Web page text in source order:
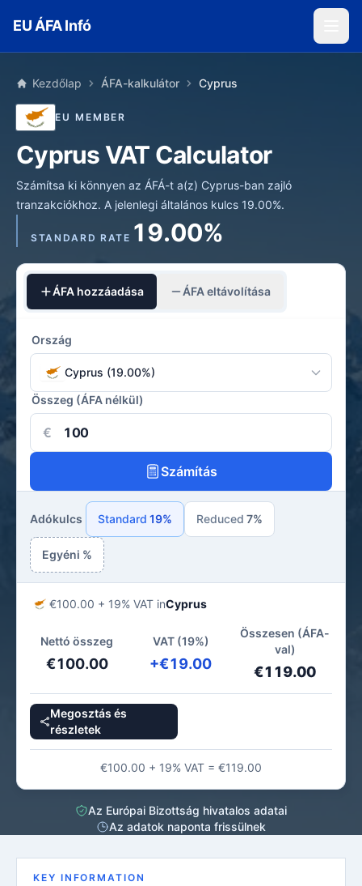
EU ÁFA Infó
Kezdőlap ÁFA-kalkulátor Cyprus
EU MEMBER
Cyprus VAT Calculator
Számítsa ki könnyen az ÁFÁ-t a(z) Cyprus-ban zajló
tranzakciókhoz. A jelenlegi általános kulcs 19.00%.
STANDARD RATE 19.00%
ÁFA hozzáadása ÁFA eltávolítása
Ország
Cyprus (19.00%)
Összeg (ÁFA nélkül)
€
Számítás
Adókulcs Standard 19% Reduced 7%
Egyéni %
€100.00 + 19% VAT inCyprus
Nettó összeg
€100.00
VAT (19%)
+€19.00
Összesen (ÁFA-
val)
€119.00
Megosztás és
részletek
€100.00 + 19% VAT = €119.00
Az Európai Bizottság hivatalos adatai
Az adatok naponta frissülnek
KEY INFORMATION